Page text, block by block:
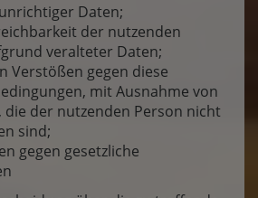
Daten;
der nutzenden
veralteter Daten;
Verstößen gegen diese
mit Ausnahme von
die der nutzenden Person nicht
sind;
gegen gesetzliche